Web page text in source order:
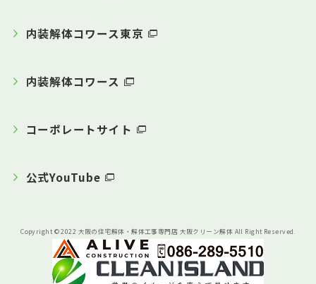
内装解体コワース東京
内装解体コワース
コーポレートサイト
公式YouTube
Copyright © 2022 大阪の住宅解体・解体工事専門店 大阪クリーン解体 All Right Reserved.